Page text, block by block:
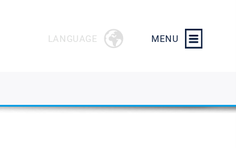
MENU
LANGUAGE